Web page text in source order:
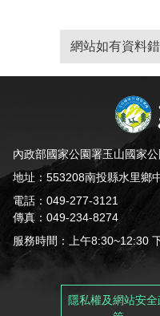
網站如有資料
內政部國家公園署玉山國家
地址：553208南投縣水里鄉
電話：049-277-3121
傳真：049-234-8274
服務時間：上午8:30~12:30
隱私權及網站安全